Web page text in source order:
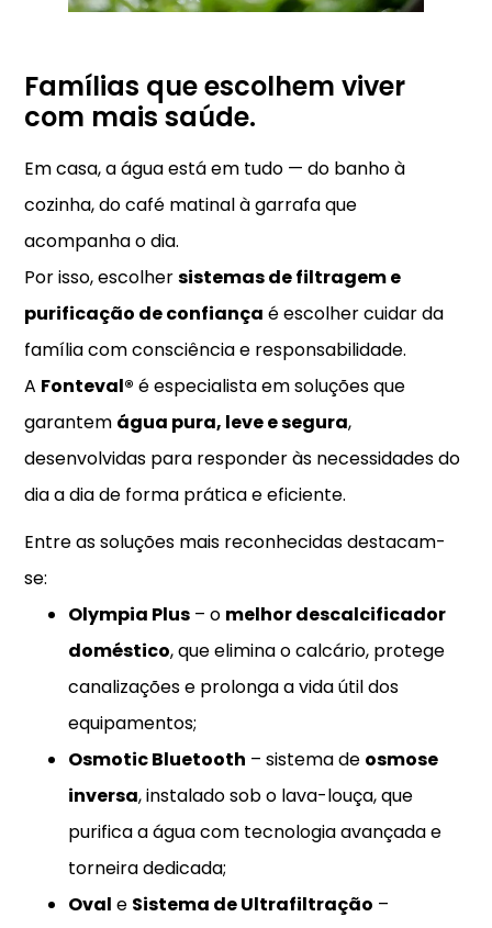
Famílias que escolhem viver
com mais saúde.
Em casa, a água está em tudo — do banho à
cozinha, do café matinal à garrafa que
acompanha o dia.
Por isso, escolhersistemas de filtragem e
purificação de confiança é escolher cuidar da
família com consciência e responsabilidade.
A Fonteval® é especialista em soluções que
garantem água pura, leve e segura,
desenvolvidas para responder às necessidades do
dia a dia de forma prática e eficiente.
Entre as soluções mais reconhecidas destacam-
se:
Olympia Plus – o melhor descalcificador
doméstico, que elimina o calcário, protege
canalizações e prolonga a vida útil dos
equipamentos;
Osmotic Bluetooth – sistema de osmose
inversa, instalado sob o lava-louça, que
purifica a água com tecnologia avançada e
torneira dedicada;
Oval e Sistema de Ultrafiltração –